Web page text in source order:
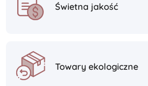
Świetna jakość
Towary ekologiczne